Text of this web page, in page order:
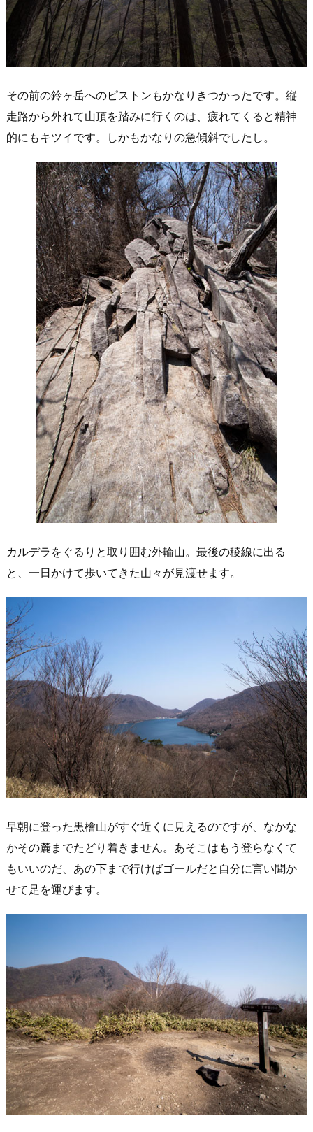
その前の鈴ヶ岳へのピストンもかなりきつかったです。縦
走路から外れて山頂を踏みに行くのは、疲れてくると精神
的にもキツイです。しかもかなりの急傾斜でしたし。
カルデラをぐるりと取り囲む外輪山。最後の稜線に出る
と、一日かけて歩いてきた山々が見渡せます。
早朝に登った黒檜山がすぐ近くに見えるのですが、なかな
かその麓までたどり着きません。あそこはもう登らなくて
もいいのだ、あの下まで行けばゴールだと自分に言い聞か
せて足を運びます。